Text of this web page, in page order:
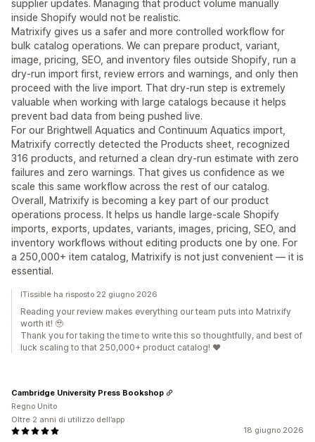
supplier updates. Managing that product volume manually
inside Shopify would not be realistic.
Matrixify gives us a safer and more controlled workflow for
bulk catalog operations. We can prepare product, variant,
image, pricing, SEO, and inventory files outside Shopify, run a
dry-run import first, review errors and warnings, and only then
proceed with the live import. That dry-run step is extremely
valuable when working with large catalogs because it helps
prevent bad data from being pushed live.
For our Brightwell Aquatics and Continuum Aquatics import,
Matrixify correctly detected the Products sheet, recognized
316 products, and returned a clean dry-run estimate with zero
failures and zero warnings. That gives us confidence as we
scale this same workflow across the rest of our catalog.
Overall, Matrixify is becoming a key part of our product
operations process. It helps us handle large-scale Shopify
imports, exports, updates, variants, images, pricing, SEO, and
inventory workflows without editing products one by one. For
a 250,000+ item catalog, Matrixify is not just convenient — it is
essential.
ITissible ha risposto 22 giugno 2026
Reading your review makes everything our team puts into Matrixify
worth it! 🥹
Thank you for taking the time to write this so thoughtfully, and best of
luck scaling to that 250,000+ product catalog! ❤️
18 giugno 2026
Cambridge University Press Bookshop
Regno Unito
Oltre 2 anni di utilizzo dell’app